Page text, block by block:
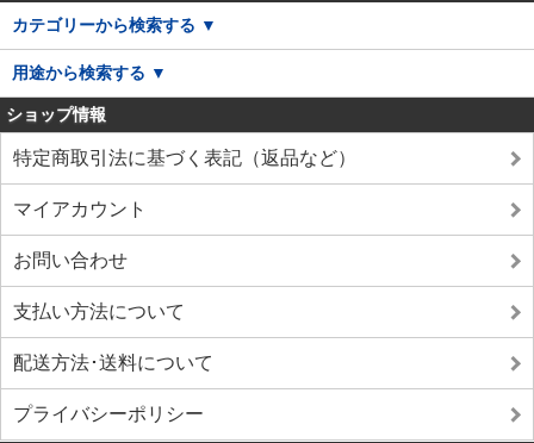
カテゴリーから検索する ▼
用途から検索する ▼
ショップ情報
特定商取引法に基づく表記（返品など）
マイアカウント
お問い合わせ
支払い方法について
配送方法･送料について
プライバシーポリシー